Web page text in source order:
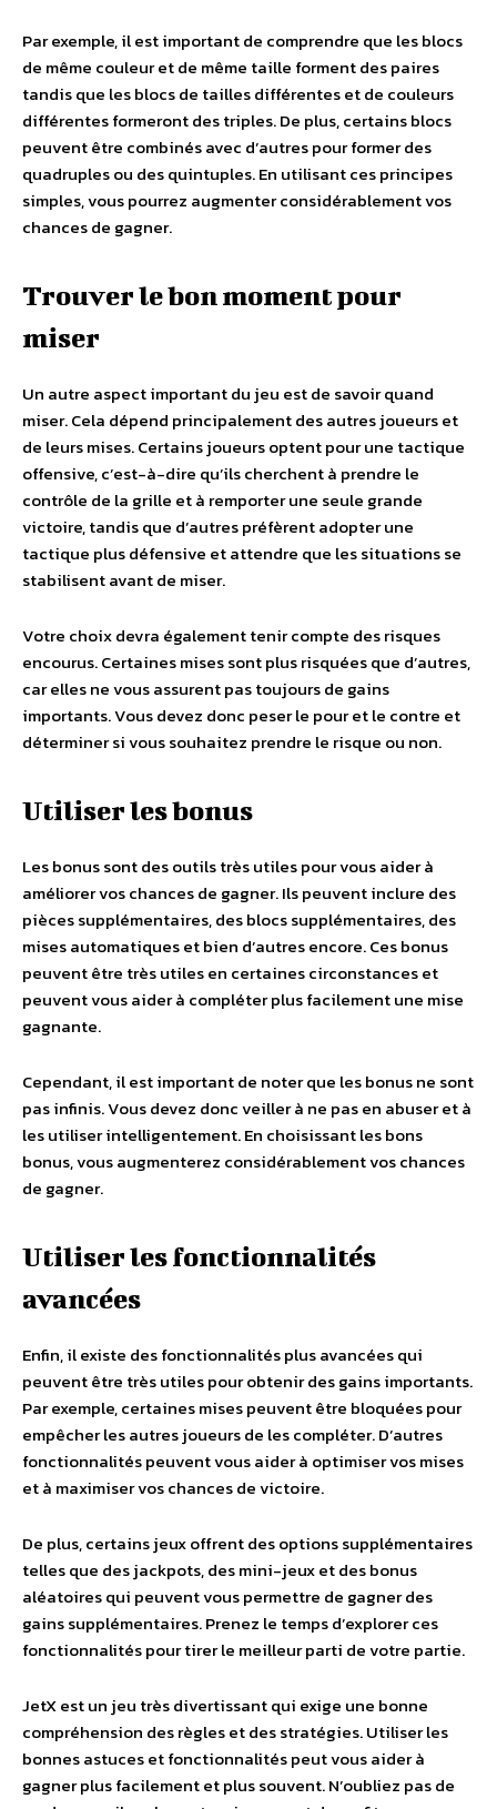
Par exemple, il est important de comprendre que les blocs
de même couleur et de même taille forment des paires
tandis que les blocs de tailles différentes et de couleurs
différentes formeront des triples. De plus, certains blocs
peuvent être combinés avec d’autres pour former des
quadruples ou des quintuples. En utilisant ces principes
simples, vous pourrez augmenter considérablement vos
chances de gagner.
Trouver le bon moment pour
miser
Un autre aspect important du jeu est de savoir quand
miser. Cela dépend principalement des autres joueurs et
de leurs mises. Certains joueurs optent pour une tactique
offensive, c’est-à-dire qu’ils cherchent à prendre le
contrôle de la grille et à remporter une seule grande
victoire, tandis que d’autres préfèrent adopter une
tactique plus défensive et attendre que les situations se
stabilisent avant de miser.
Votre choix devra également tenir compte des risques
encourus. Certaines mises sont plus risquées que d’autres,
car elles ne vous assurent pas toujours de gains
importants. Vous devez donc peser le pour et le contre et
déterminer si vous souhaitez prendre le risque ou non.
Utiliser les bonus
Les bonus sont des outils très utiles pour vous aider à
améliorer vos chances de gagner. Ils peuvent inclure des
pièces supplémentaires, des blocs supplémentaires, des
mises automatiques et bien d’autres encore. Ces bonus
peuvent être très utiles en certaines circonstances et
peuvent vous aider à compléter plus facilement une mise
gagnante.
Cependant, il est important de noter que les bonus ne sont
pas infinis. Vous devez donc veiller à ne pas en abuser et à
les utiliser intelligentement. En choisissant les bons
bonus, vous augmenterez considérablement vos chances
de gagner.
Utiliser les fonctionnalités
avancées
Enfin, il existe des fonctionnalités plus avancées qui
peuvent être très utiles pour obtenir des gains importants.
Par exemple, certaines mises peuvent être bloquées pour
empêcher les autres joueurs de les compléter. D’autres
fonctionnalités peuvent vous aider à optimiser vos mises
et à maximiser vos chances de victoire.
De plus, certains jeux offrent des options supplémentaires
telles que des jackpots, des mini-jeux et des bonus
aléatoires qui peuvent vous permettre de gagner des
gains supplémentaires. Prenez le temps d’explorer ces
fonctionnalités pour tirer le meilleur parti de votre partie.
JetX est un jeu très divertissant qui exige une bonne
compréhension des règles et des stratégies. Utiliser les
bonnes astuces et fonctionnalités peut vous aider à
gagner plus facilement et plus souvent. N’oubliez pas de